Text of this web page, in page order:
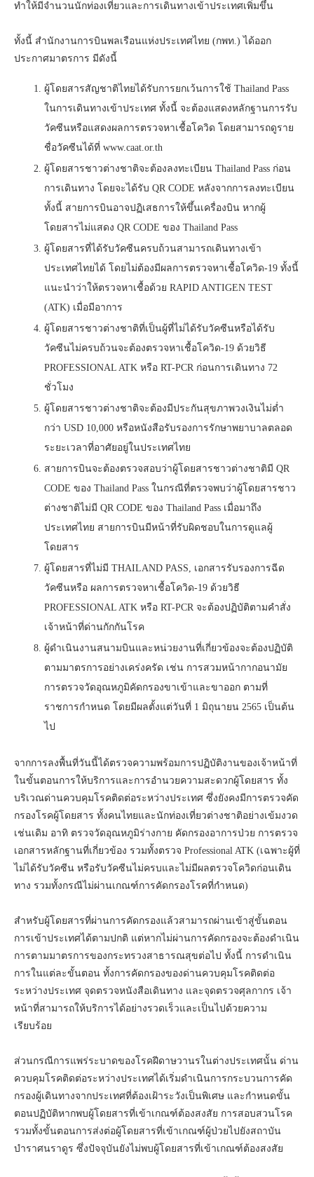
ทำให้มีจำนวนนักท่องเที่ยวและการเดินทางเข้าประเทศเพิ่มขึ้น
ทั้งนี้ สำนักงานการบินพลเรือนแห่งประเทศไทย (กพท.) ได้ออก
ประกาศมาตรการ มีดังนี้
ผู้โดยสารสัญชาติไทยได้รับการยกเว้นการใช้ Thailand Pass
ในการเดินทางเข้าประเทศ ทั้งนี้ จะต้องแสดงหลักฐานการรับ
วัคซีนหรือแสดงผลการตรวจหาเชื้อโควิด โดยสามารถดูราย
ชื่อวัคซีนได้ที่ www.caat.or.th
ผู้โดยสารชาวต่างชาติจะต้องลงทะเบียน Thailand Pass ก่อน
การเดินทาง โดยจะได้รับ QR CODE หลังจากการลงทะเบียน
ทั้งนี้ สายการบินอาจปฏิเสธการให้ขึ้นเครื่องบิน หากผู้
โดยสารไม่แสดง QR CODE ของ Thailand Pass
ผู้โดยสารที่ได้รับวัคซีนครบถ้วนสามารถเดินทางเข้า
ประเทศไทยได้ โดยไม่ต้องมีผลการตรวจหาเชื้อโควิด-19 ทั้งนี้
แนะนำว่าให้ตรวจหาเชื้อด้วย RAPID ANTIGEN TEST
(ATK) เมื่อมีอาการ
ผู้โดยสารชาวต่างชาติที่เป็นผู้ที่ไม่ได้รับวัคซีนหรือได้รับ
วัคซีนไม่ครบถ้วนจะต้องตรวจหาเชื้อโควิด-19 ด้วยวิธี
PROFESSIONAL ATK หรือ RT-PCR ก่อนการเดินทาง 72
ชั่วโมง
ผู้โดยสารชาวต่างชาติจะต้องมีประกันสุขภาพวงเงินไม่ต่ำ
กว่า USD 10,000 หรือหนังสือรับรองการรักษาพยาบาลตลอด
ระยะเวลาที่อาศัยอยู่ในประเทศไทย
สายการบินจะต้องตรวจสอบว่าผู้โดยสารชาวต่างชาติมี QR
CODE ของ Thailand Pass ในกรณีที่ตรวจพบว่าผู้โดยสารชาว
ต่างชาติไม่มี QR CODE ของ Thailand Pass เมื่อมาถึง
ประเทศไทย สายการบินมีหน้าที่รับผิดชอบในการดูแลผู้
โดยสาร
ผู้โดยสารที่ไม่มี THAILAND PASS, เอกสารรับรองการฉีด
วัคซีนหรือ ผลการตรวจหาเชื้อโควิด-19 ด้วยวิธี
PROFESSIONAL ATK หรือ RT-PCR จะต้องปฏิบัติตามคำสั่ง
เจ้าหน้าที่ด่านกักกันโรค
ผู้ดำเนินงานสนามบินและหน่วยงานที่เกี่ยวข้องจะต้องปฏิบัติ
ตามมาตรการอย่างเคร่งครัด เช่น การสวมหน้ากากอนามัย
การตรวจวัดอุณหภูมิคัดกรองขาเข้าและขาออก ตามที่
ราชการกำหนด โดยมีผลตั้งแต่วันที่ 1 มิถุนายน 2565 เป็นต้น
ไป
จากการลงพื้นที่วันนี้ได้ตรวจความพร้อมการปฏิบัติงานของเจ้าหน้าที่
ในขั้นตอนการให้บริการและการอำนวยความสะดวกผู้โดยสาร ทั้ง
บริเวณด่านควบคุมโรคติดต่อระหว่างประเทศ ซึ่งยังคงมีการตรวจคัด
กรองโรคผู้โดยสาร ทั้งคนไทยและนักท่องเที่ยวต่างชาติอย่างเข้มงวด
เช่นเดิม อาทิ ตรวจวัดอุณหภูมิร่างกาย คัดกรองอาการป่วย การตรวจ
เอกสารหลักฐานที่เกี่ยวข้อง รวมทั้งตรวจ Professional ATK (เฉพาะผู้ที่
ไม่ได้รับวัคซีน หรือรับวัคซีนไม่ครบและไม่มีผลตรวจโควิดก่อนเดิน
ทาง รวมทั้งกรณีไม่ผ่านเกณฑ์การคัดกรองโรคที่กำหนด)
สำหรับผู้โดยสารที่ผ่านการคัดกรองแล้วสามารถผ่านเข้าสู่ขั้นตอน
การเข้าประเทศได้ตามปกติ แต่หากไม่ผ่านการคัดกรองจะต้องดำเนิน
การตามมาตรการของกระทรวงสาธารณสุขต่อไป ทั้งนี้ การดำเนิน
การในแต่ละขั้นตอน ทั้งการคัดกรองของด่านควบคุมโรคติดต่อ
ระหว่างประเทศ จุดตรวจหนังสือเดินทาง และจุดตรวจศุลกากร เจ้า
หน้าที่สามารถให้บริการได้อย่างรวดเร็วและเป็นไปด้วยความ
เรียบร้อย
ส่วนกรณีการแพร่ระบาดของโรคฝีดาษวานรในต่างประเทศนั้น ด่าน
ควบคุมโรคติดต่อระหว่างประเทศได้เริ่มดำเนินการกระบวนการคัด
กรองผู้เดินทางจากประเทศที่ต้องเฝ้าระวังเป็นพิเศษ และกำหนดขั้น
ตอนปฏิบัติหากพบผู้โดยสารที่เข้าเกณฑ์ต้องสงสัย การสอบสวนโรค
รวมทั้งขั้นตอนการส่งต่อผู้โดยสารที่เข้าเกณฑ์ผู้ป่วยไปยังสถาบัน
บำราศนราดูร ซึ่งปัจจุบันยังไม่พบผู้โดยสารที่เข้าเกณฑ์ต้องสงสัย